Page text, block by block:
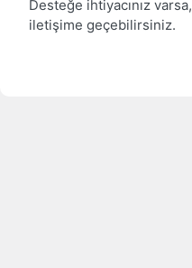
Desteğe ihtiyacınız varsa,
iletişime geçebilirsiniz.